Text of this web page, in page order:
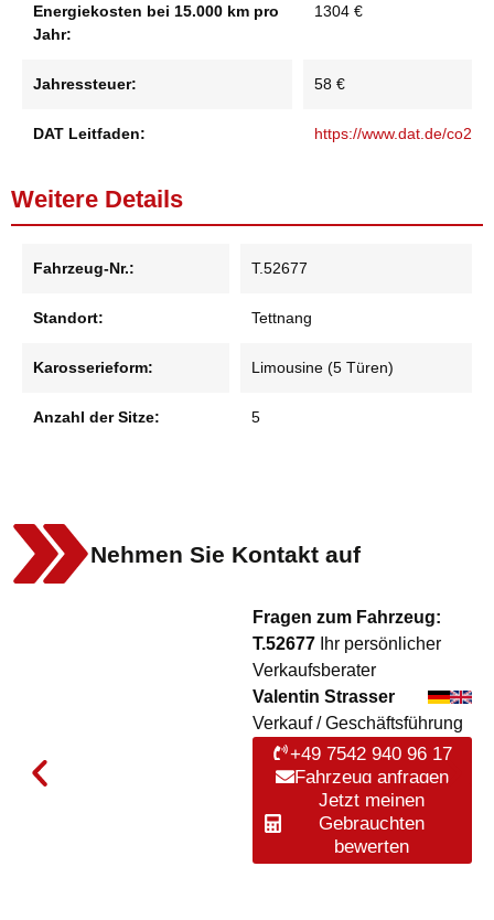
Energiekosten bei 15.000 km pro
Jahr:
1304 €
Jahressteuer: 58 €
DAT Leitfaden: https://www.dat.de/co2
Weitere Details
Fahrzeug-Nr.: T.52677
Standort: Tettnang
Karosserieform: Limousine (5 Türen)
Anzahl der Sitze: 5
Nehmen Sie Kontakt auf
Fragen zum Fahrzeug:
T.52677Ihr persönlicher
Verkaufsberater
Valentin Strasser
Verkauf / Geschäftsführung
+49 7542 940 96 17
Fahrzeug anfragen
Jetzt meinen
Gebrauchten
bewerten